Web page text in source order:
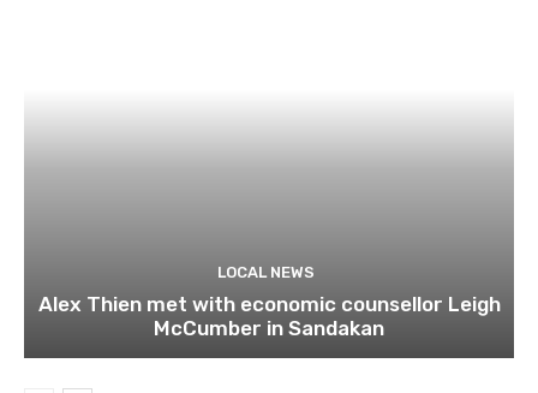
LOCAL NEWS
Alex Thien met with economic counsellor Leigh
McCumber in Sandakan